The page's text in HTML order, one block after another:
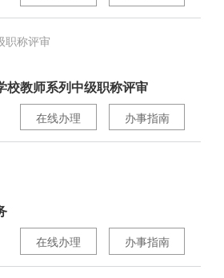
职称评审
校教师系列中级职称评审
办事指南
在线办理
办事指南
在线办理